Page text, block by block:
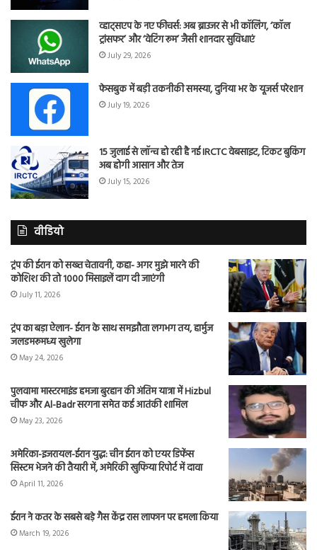
व्हाट्सएप के नए फीचर्स: अब ब्राउजर से भी कॉलिंग, ‘कॉल
ट्रांसफर’ और ‘वेटिंग रूम’ जैसी शानदार सुविधाएं
July 29, 2026
फेसबुक में बड़ी तकनीकी समस्या, दुनिया भर के यूजर्स परेशान
July 19, 2026
15 जुलाई से लॉन्च हो रही है नई IRCTC वेबसाइट, टिकट बुकिंग
अब होगी आसान और तेज
July 15, 2026
वीडियो
ट्रंप की ईरान को सख्त चेतावनी, कहा- अगर मुझे मारने की
कोशिश की तो 1000 मिसाइलें दाग दी जाएंगी
July 11, 2026
ट्रंप का बड़ा ऐलान- ईरान के साथ समझौता लगभग तय, हार्मुज
जलडमरूमध्य खुलेगा
May 24, 2026
पुलवामा मास्टरमाइंड हमजा बुरहान की अंतिम यात्रा में Hizbul
चीफ और Al-Badr सरगना समेत कई आतंकी शामिल
May 23, 2026
अमेरिका-इजरायल-ईरान युद्ध: चीन ईरान को एयर डिफेंस
सिस्टम भेजने की तैयारी में, अमेरिकी खुफिया रिपोर्ट में दावा
April 11, 2026
ईरान ने कतर के सबसे बड़े गैस केंद्र रास लाफान पर हमला किया
March 19, 2026